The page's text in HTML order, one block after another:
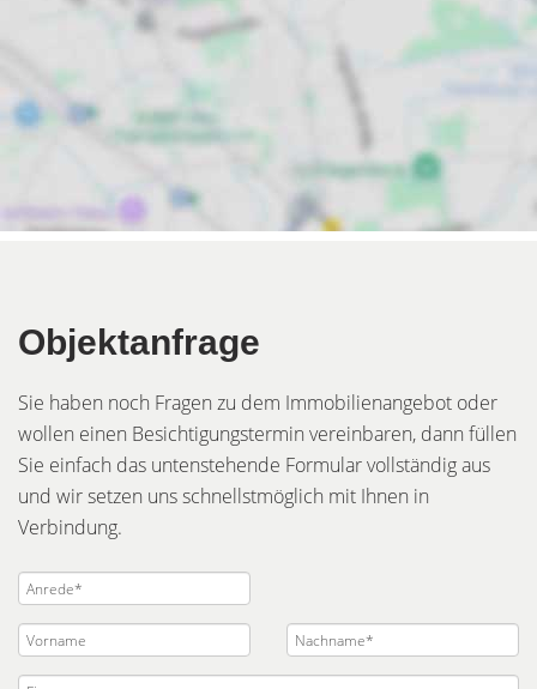
Objektanfrage
Sie haben noch Fragen zu dem Immobilienangebot oder
wollen einen Besichtigungstermin vereinbaren, dann füllen
Sie einfach das untenstehende Formular vollständig aus
und wir setzen uns schnellstmöglich mit Ihnen in
Verbindung.